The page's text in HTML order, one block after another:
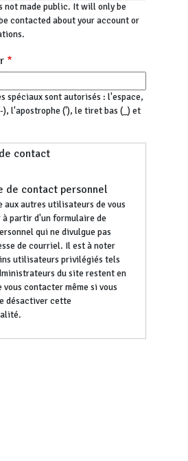
not made public. It will only be
contacted about your account or
spéciaux sont autorisés : l'espace,
l'apostrophe ('), le tiret bas (_) et
contact
de contact personnel
aux autres utilisateurs de vous
partir d'un formulaire de
qui ne divulgue pas
de courriel. Il est à noter
utilisateurs privilégiés tels
du site restent en
vous contacter même si vous
désactiver cette